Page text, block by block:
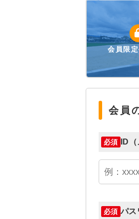
会員限
会員
必須 ID
必須 パス